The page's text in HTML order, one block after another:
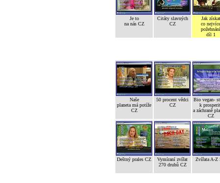
Je to
na nás CZ
Citáty slavných
CZ
Jak získat
co nejvíce
požehnání
díl 1
Naše
planeta má potíže
CZ
50 procent vědci
CZ
Bio vegan-
k
a záchraně
CZ
Deštný prales CZ
Vymíraní zvířat
270 druhů CZ
Zvířata A-Z